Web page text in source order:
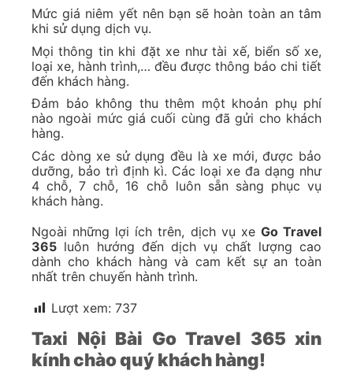
Mức giá niêm yết nên bạn sẽ hoàn toàn an tâm
khi sử dụng dịch vụ.
Mọi thông tin khi đặt xe như tài xế, biển số xe,
loại xe, hành trình,… đều được thông báo chi tiết
đến khách hàng.
Đảm bảo không thu thêm một khoản phụ phí
nào ngoài mức giá cuối cùng đã gửi cho khách
hàng.
Các dòng xe sử dụng đều là xe mới, được bảo
dưỡng, bảo trì định kì. Các loại xe đa dạng như
4 chỗ, 7 chỗ, 16 chỗ luôn sẵn sàng phục vụ
khách hàng.
Ngoài những lợi ích trên, dịch vụ xe Go Travel
365 luôn hướng đến dịch vụ chất lượng cao
dành cho khách hàng và cam kết sự an toàn
nhất trên chuyến hành trình.
Lượt xem: 737
Taxi Nội Bài Go Travel 365 xin
kính chào quý khách hàng!